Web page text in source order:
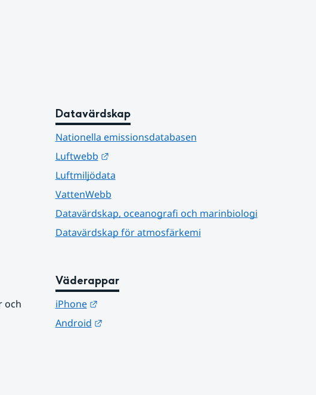
Datavärdskap
Nationella emissionsdatabasen
Luftwebb
Länk till annan webbplats.
Luftmiljödata
VattenWebb
Datavärdskap, oceanografi och marinbiologi
Datavärdskap för atmosfärkemi
och
Väderappar
iPhone
Länk till annan webbplats.
Android
Länk till annan webbplats.